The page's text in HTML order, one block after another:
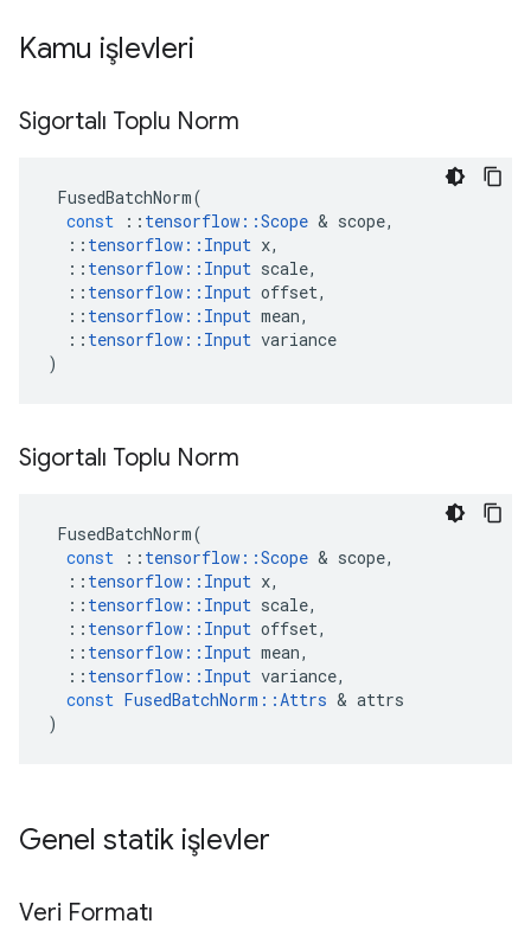
Kamu işlevleri
Sigortalı Toplu Norm
FusedBatchNorm(
const
:: tensorflow ::Scope & scope,
:: tensorflow :: Input x,
:: tensorflow :: Input scale,
:: tensorflow :: Input offset,
:: tensorflow :: Input mean,
:: tensorflow :: Input variance
)
Sigortalı Toplu Norm
FusedBatchNorm(
const
:: tensorflow ::Scope & scope,
:: tensorflow :: Input x,
:: tensorflow :: Input scale,
:: tensorflow :: Input offset,
:: tensorflow :: Input mean,
:: tensorflow :: Input variance,
const FusedBatchNorm ::Attrs & attrs
)
Genel statik işlevler
Veri Formatı